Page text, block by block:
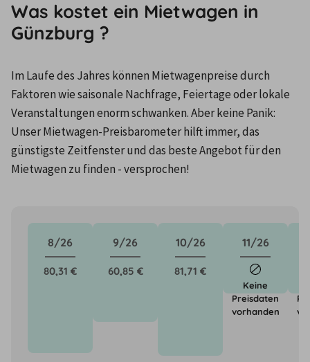
Was kostet ein Mietwagen in
Günzburg ?
Im Laufe des Jahres können Mietwagenpreise durch
Faktoren wie saisonale Nachfrage, Feiertage oder lokale
Veranstaltungen enorm schwanken. Aber keine Panik:
Unser Mietwagen-Preisbarometer hilft immer, das
günstigste Zeitfenster und das beste Angebot für den
Mietwagen zu finden - versprochen!
8/26
80,31 €
9/26
60,85 €
10/26
81,71 €
11/26
Keine
Preisdaten
vorhanden